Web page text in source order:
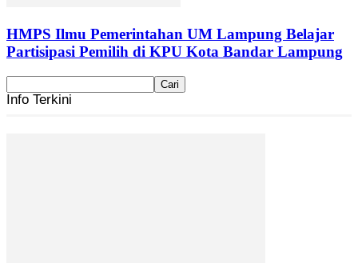
HMPS Ilmu Pemerintahan UM Lampung Belajar
Partisipasi Pemilih di KPU Kota Bandar Lampung
Info Terkini